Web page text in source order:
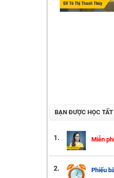
Khai giảng các
Khai giảng
Luyện thi vào
BẠN ĐƯỢC HỌC
1. Miễn
2. Phiếu